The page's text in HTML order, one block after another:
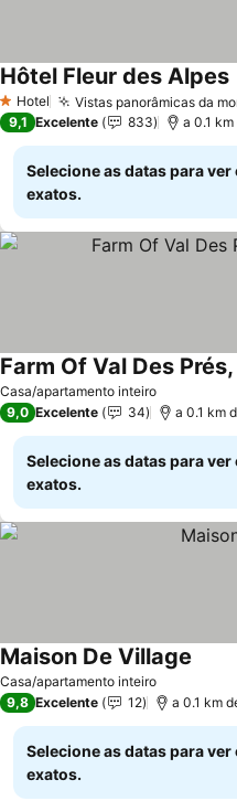
1 Estrelas
Hotel Vistas panorâmicas da
Hôtel Fleur des Alpes
9,1 Excelente 833 a 0.1
Selecione as datas para
exatos.
Casa/apartamento inteiro
Farm Of Val Des
9,0 Excelente 34 a 0.1 km
Selecione as datas para
exatos.
Casa/apartamento inteiro
Maison De Village
9,8 Excelente 12 a 0.1 km
Selecione as datas para
exatos.